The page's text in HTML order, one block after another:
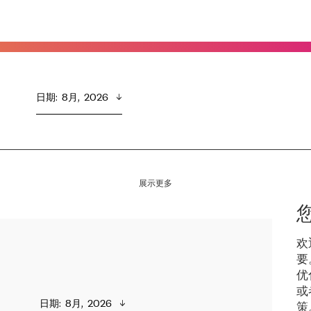
欢
要
优
或
策
日期: 8月,  2026
展示更多
日期: 8月,  2026